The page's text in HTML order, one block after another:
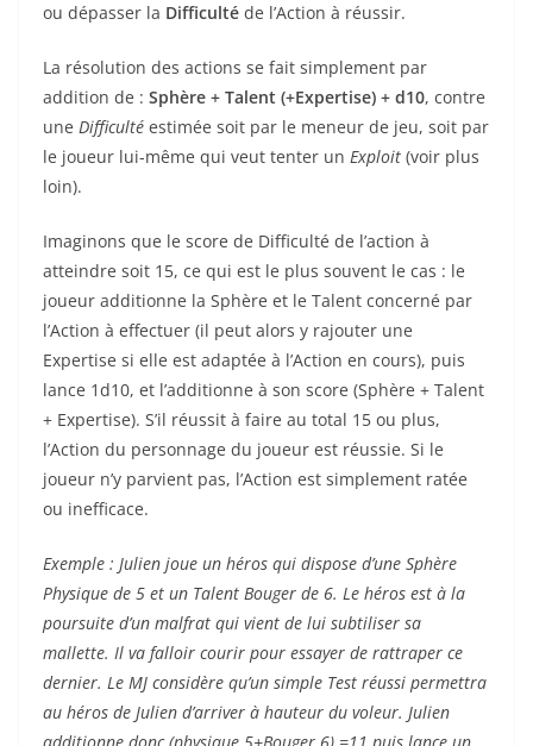
ou dépasser la Difficulté de l’Action à réussir.
La résolution des actions se fait simplement par
addition de : Sphère + Talent (+Expertise) + d10, contre
une Difficulté estimée soit par le meneur de jeu, soit par
le joueur lui-même qui veut tenter un Exploit (voir plus
loin).
Imaginons que le score de Difficulté de l’action à
atteindre soit 15, ce qui est le plus souvent le cas : le
joueur additionne la Sphère et le Talent concerné par
l’Action à effectuer (il peut alors y rajouter une
Expertise si elle est adaptée à l’Action en cours), puis
lance 1d10, et l’additionne à son score (Sphère + Talent
+ Expertise). S’il réussit à faire au total 15 ou plus,
l’Action du personnage du joueur est réussie. Si le
joueur n’y parvient pas, l’Action est simplement ratée
ou inefficace.
Exemple : Julien joue un héros qui dispose d’une Sphère
Physique de 5 et un Talent Bouger de 6. Le héros est à la
poursuite d’un malfrat qui vient de lui subtiliser sa
mallette. Il va falloir courir pour essayer de rattraper ce
dernier. Le MJ considère qu’un simple Test réussi permettra
au héros de Julien d’arriver à hauteur du voleur. Julien